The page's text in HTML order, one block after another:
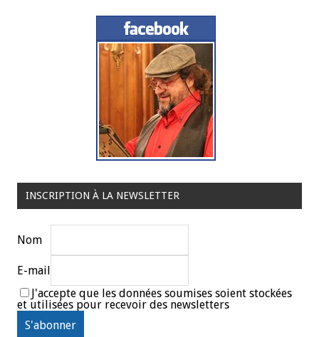
INSCRIPTION À LA NEWSLETTER
Nom
E-mail
J'accepte que les données soumises soient stockées
et utilisées pour recevoir des newsletters